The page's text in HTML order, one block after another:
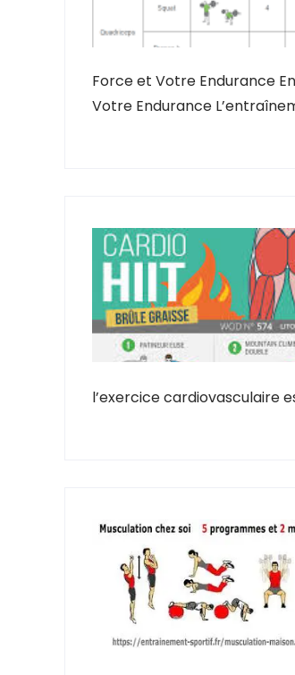
Force et Votre Endurance
Votre Endurance
l’exercice cardiovasculaire